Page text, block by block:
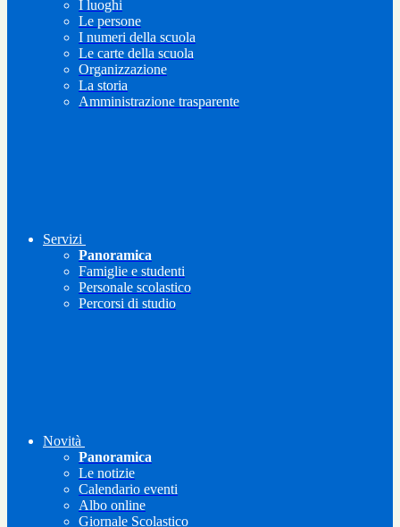
I luoghi
Le persone
I numeri della scuola
Le carte della scuola
Organizzazione
La storia
Amministrazione trasparente
Servizi
Panoramica
Famiglie e studenti
Personale scolastico
Percorsi di studio
Novità
Panoramica
Le notizie
Calendario eventi
Albo online
Giornale Scolastico